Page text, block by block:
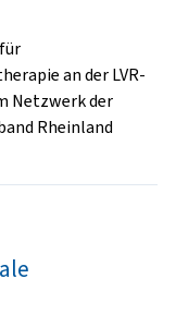
an der LVR-
Netzwerk der
Rheinland